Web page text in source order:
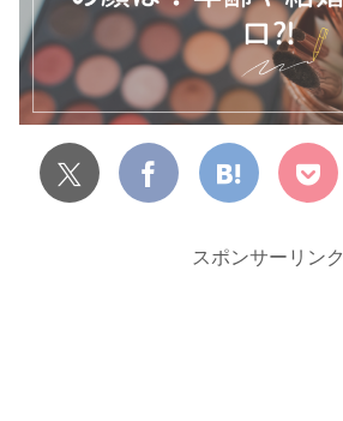
スポンサーリンク